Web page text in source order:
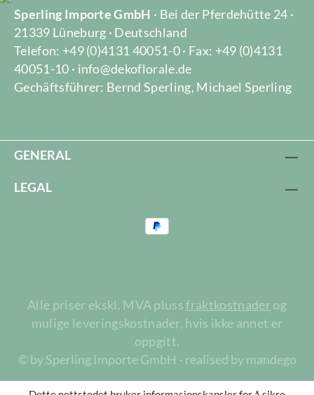
Sperling Importe GmbH · Bei der Pferdehütte 24 ·
21339 Lüneburg · Deutschland
Telefon: +49 (0)4131 40051-0 · Fax: +49 (0)4131
40051-10 · info@dekoflorale.de
Gechäftsführer: Bernd Sperling, Michael Sperling
GENERAL
LEGAL
Alle priser ekskl. MVA plussfraktkostnaderog
mulige leveringskostnader, hvis ikke annet er
oppgitt.
© by Sperling Importe GmbH - realised by mandego